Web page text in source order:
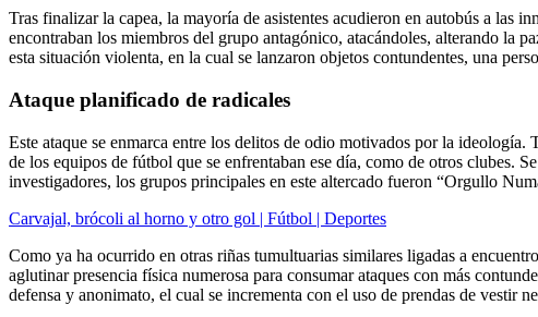
Tras finalizar la capea, la mayoría de asistentes acudieron en autobús a las
encontraban los miembros del grupo antagónico, atacándoles, alterando la
esta situación violenta, en la cual se lanzaron objetos contundentes, una
Ataque planificado de radicales
Este ataque se enmarca entre los delitos de odio motivados por la
de los equipos de fútbol que se enfrentaban ese día, como de otros clubes.
investigadores, los grupos principales en este altercado fueron “Orgullo
Carvajal, brócoli al horno y otro gol | Fútbol | Deportes
Como ya ha ocurrido en otras riñas tumultuarias similares ligadas a
aglutinar presencia física numerosa para consumar ataques con más
defensa y anonimato, el cual se incrementa con el uso de prendas de vestir